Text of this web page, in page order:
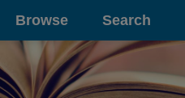
Browse Search